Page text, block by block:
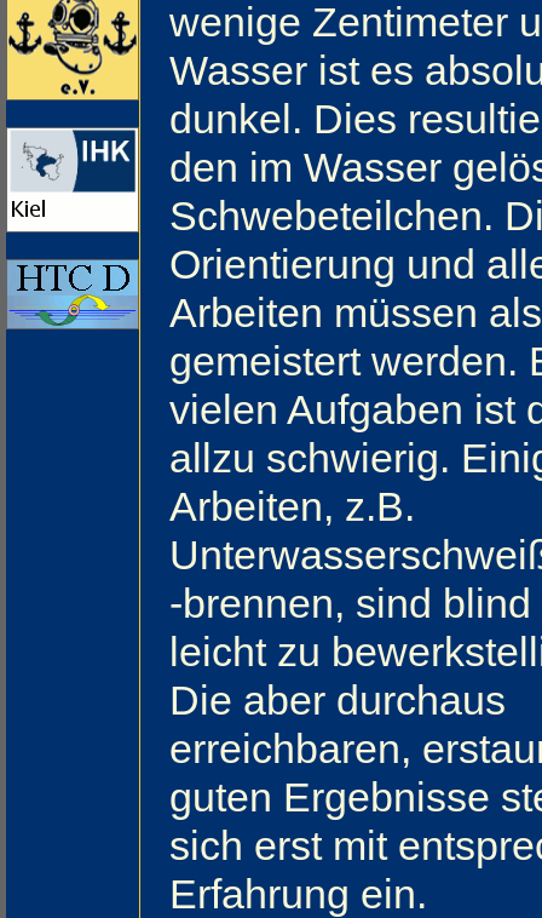
wenige Zentimeter
Wasser ist es
dunkel. Dies
den im Wasser
Schwebeteilchen.
Orientierung und
Arbeiten müssen
gemeistert werden.
vielen Aufgaben ist
allzu schwierig.
Arbeiten, z.B.
-brennen, sind blind
leicht zu
Die aber durchaus
erreichbaren,
guten Ergebnisse
sich erst mit
Erfahrung ein.